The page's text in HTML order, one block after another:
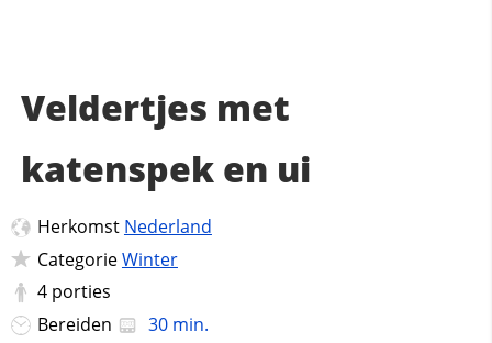
Veldertjes met
katenspek en ui
Herkomst Nederland
CategorieWinter
4 porties
Bereiden
30 min.